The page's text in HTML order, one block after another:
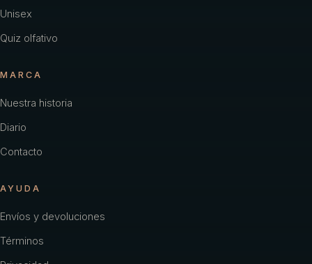
Chacharel Woman
Chevignon
Coach
Color
Davidoff
Diesel
Dior
Unisex
Quiz olfativo
MARCA
Nuestra historia
Diario
Contacto
AYUDA
Envíos y devoluciones
Términos